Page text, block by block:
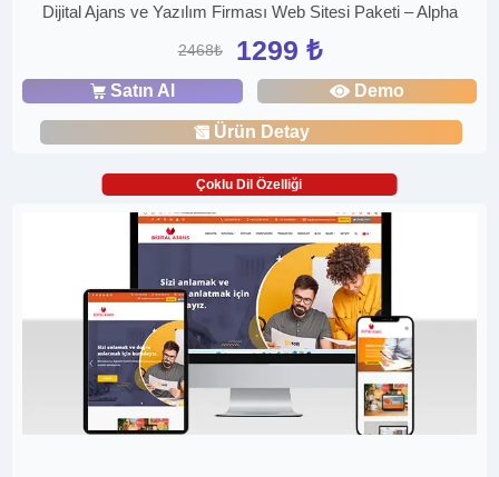
Dijital Ajans ve Yazılım Firması Web Sitesi Paketi – Alpha
2468₺ 1299 ₺
Satın Al Demo
Ürün Detay
Çoklu Dil Özelliği